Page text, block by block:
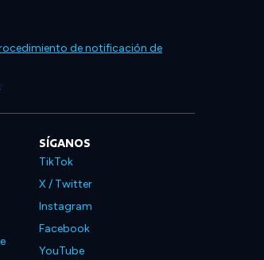
de notificación de
SÍGANOS
TikTok
X / Twitter
Instagram
Facebook
YouTube